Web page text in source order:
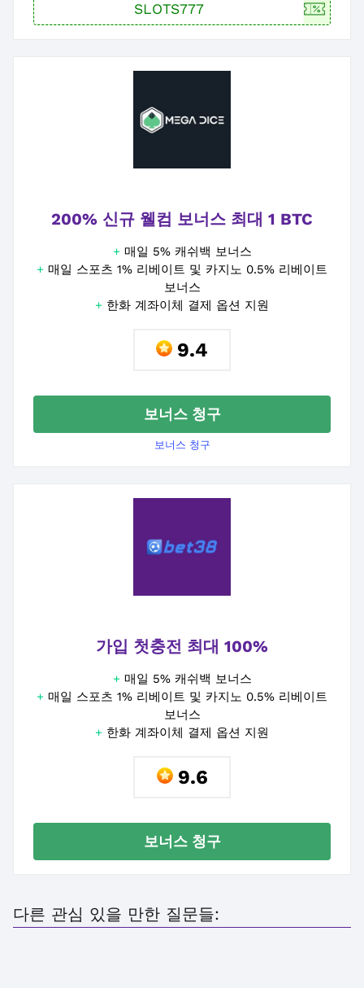
200% 신규 웰컴 보너스 최대 1 BTC
+ 매일 5% 캐쉬백 보너스
+ 매일 스포츠 1% 리베이트 및 카지노 0.5% 리베이트
보너스
+ 한화 계좌이체 결제 옵션 지원
9.4
보너스 청구
보너스 청구
가입 첫충전 최대 100%
+ 매일 5% 캐쉬백 보너스
+ 매일 스포츠 1% 리베이트 및 카지노 0.5% 리베이트
보너스
+ 한화 계좌이체 결제 옵션 지원
9.6
보너스 청구
다른 관심 있을 만한 질문들: